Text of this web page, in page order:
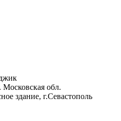
обл.
здание, г.Севастополь